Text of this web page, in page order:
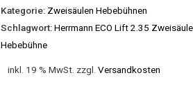
Kategorie: Zweisäulen Hebebühnen
Schlagwort:Herrmann ECO Lift 2.35
Hebebühne
inkl. 19 % MwSt. zzgl. Versandkosten